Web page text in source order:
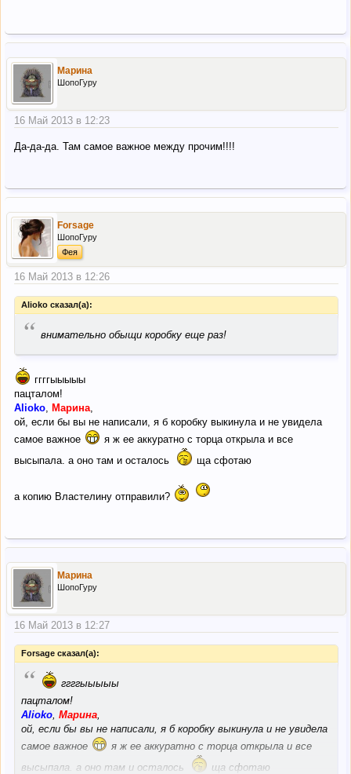
Марина
ШопоГуру
16 Май 2013 в 12:23
Да-да-да. Там самое важное между прочим!!!!
Forsage
ШопоГуру
Фея
16 Май 2013 в 12:26
Alioko сказал(а):
“ внимательно обыщи коробку еще раз!
ггггыыыыы
пацталом!
Alioko, Марина,
ой, если бы вы не написали, я б коробку выкинула и не увидела
самое важное
я ж ее аккуратно с торца открыла и все
высыпала. а оно там и осталось
ща сфотаю
а копию Властелину отправили?
Марина
ШопоГуру
16 Май 2013 в 12:27
Forsage сказал(а):
“
ггггыыыыы
пацталом!
Alioko Марина
ой, если бы вы не написали, я б коробку выкинула и не увидела
самое важное
я ж ее аккуратно с торца открыла и все
высыпала. а оно там и осталось
ща сфотаю